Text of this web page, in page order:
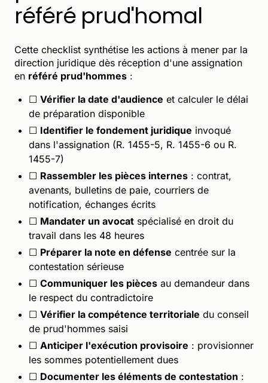
référé prud'homal
Cette checklist synthétise les actions à mener par la
direction juridique dès réception d'une assignation
en référé prud'hommes :
☐ Vérifier la date d'audience et calculer le délai
de préparation disponible
☐ Identifier le fondement juridique invoqué
dans l'assignation (R. 1455-5, R. 1455-6 ou R.
1455-7)
☐ Rassembler les pièces internes : contrat,
avenants, bulletins de paie, courriers de
notification, échanges écrits
☐ Mandater un avocat spécialisé en droit du
travail dans les 48 heures
☐ Préparer la note en défense centrée sur la
contestation sérieuse
☐ Communiquer les pièces au demandeur dans
le respect du contradictoire
☐ Vérifier la compétence territoriale du conseil
de prud'hommes saisi
☐ Anticiper l'exécution provisoire : provisionner
les sommes potentiellement dues
☐ Documenter les éléments de contestation :